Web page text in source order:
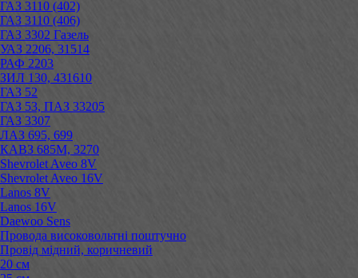
ГАЗ 3110 (402)
ГАЗ 3110 (406)
ГАЗ 3302 Газель
УАЗ 2206, 31514
РАФ 2203
ЗИЛ 130, 431610
ГАЗ 52
ГАЗ 53, ПАЗ 33205
ГАЗ 3307
ЛАЗ 695, 699
КАВЗ 685М, 3270
Shevrolet Aveo 8V
Shevrolet Aveo 16V
Lanos 8V
Lanos 16V
Daewoo Sens
Провода високовольтні поштучно
Провід мідний, коричневий
20 см